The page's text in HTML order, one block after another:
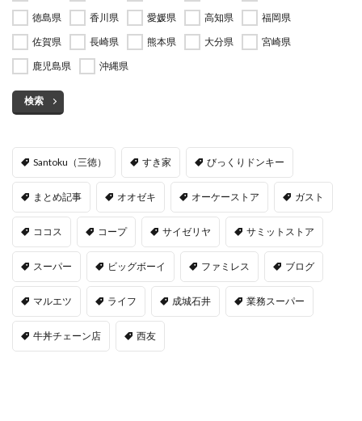
徳島県
香川県 愛媛県 高知県
福岡県
佐賀県
長崎県 熊本県 大分県
宮崎県
鹿児島県
沖縄県
検索
Santoku（三徳） すき家 びっくりドンキー
まとめ記事 オオゼキ オーケーストア ガスト
ココス コープ サイゼリヤ サミットストア
スーパー ビッグボーイ ファミレス ブログ
マルエツ ライフ 成城石井 業務スーパー
牛丼チェーン店 西友